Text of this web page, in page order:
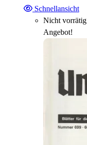
Schnellansicht
Nicht vorrätig
Angebot!